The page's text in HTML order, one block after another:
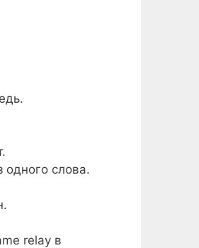
слова.
relay в